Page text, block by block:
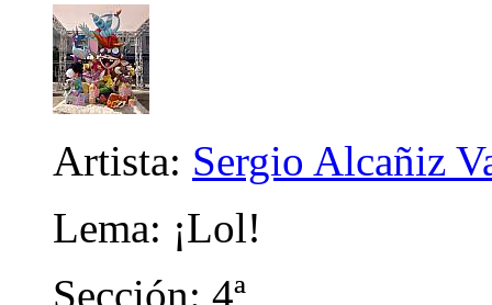
Artista: Sergio Alcañiz
Lema: ¡Lol!
Sección: 4ª